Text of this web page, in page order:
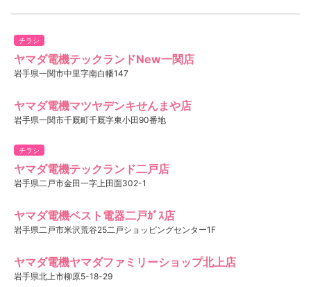
チラシ
ヤマダ電機テックランドNew一関店
岩手県一関市中里字南白幡147
ヤマダ電機マツヤデンキせんまや店
岩手県一関市千厩町千厩字東小田90番地
チラシ
ヤマダ電機テックランド二戸店
岩手県二戸市金田一字上田面302-1
ヤマダ電機ベスト電器二戸ｶﾞｽ店
岩手県二戸市米沢荒谷25二戸ショッピングセンター1F
ヤマダ電機ヤマダファミリーショップ北上店
岩手県北上市柳原5-18-29